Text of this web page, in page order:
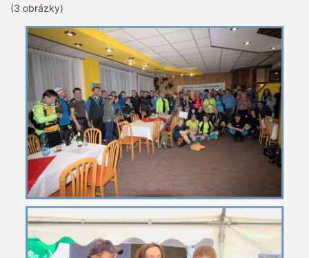
(3 obrázky)